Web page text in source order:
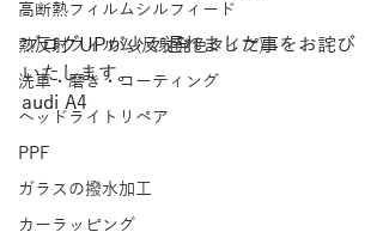
高断熱フィルムシルフィード
熱反射フィルム(反射発色タイプ)
洗車・磨き・コーティング
ヘッドライトリペア
PPF
ガラスの撥水加工
カーラッピング
ブログUPが少々遅れました事をお詫び
いたします。
audi A4